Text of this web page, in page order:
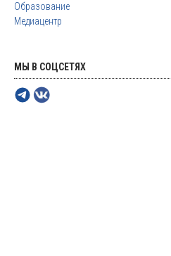
Образование
Медиацентр
МЫ В СОЦСЕТЯХ